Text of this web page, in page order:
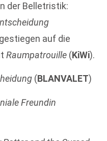
der Belletristik:
auf die
Raumpatrouille (KiWi).
(BLANVALET)
Freundin